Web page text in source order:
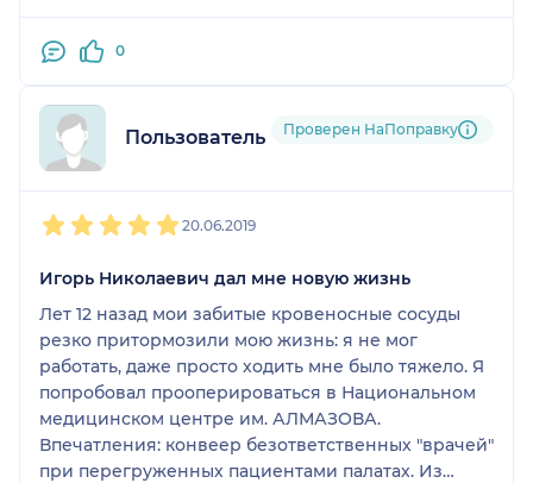
0
Пользователь НаПоправку
Проверен НаПоправку
20.06.2019
Игорь Николаевич дал мне новую жизнь
Лет 12 назад мои забитые кровеносные сосуды
резко притормозили мою жизнь: я не мог
работать, даже просто ходить мне было тяжело. Я
попробовал прооперироваться в Национальном
медицинском центре им. АЛМАЗОВА.
Впечатления: конвеер безответственных "врачей"
при перегруженных пациентами палатах. Из